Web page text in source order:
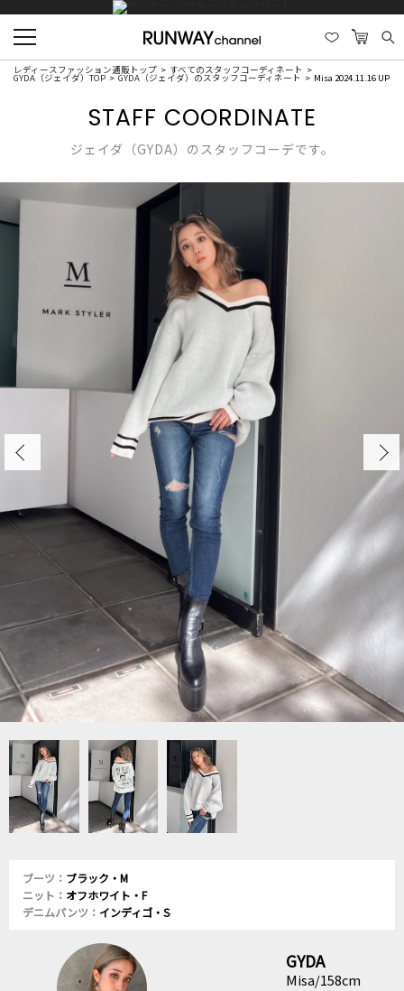
レディースファッション通販トップ すべてのスタッフコーディネート
GYDA（ジェイダ）TOP GYDA（ジェイダ）のスタッフコーディネート Misa 2024.11.16 UP
STAFF COORDINATE
ジェイダ（GYDA）のスタッフコーデです。
ブーツ： ブラック・M
ニット： オフホワイト・F
デニムパンツ： インディゴ・S
GYDA
Misa/158cm